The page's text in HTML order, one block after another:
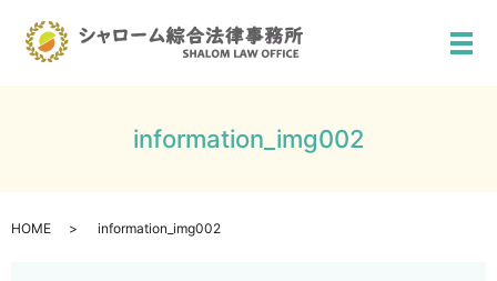
メ
information_img002
HOME information_img002